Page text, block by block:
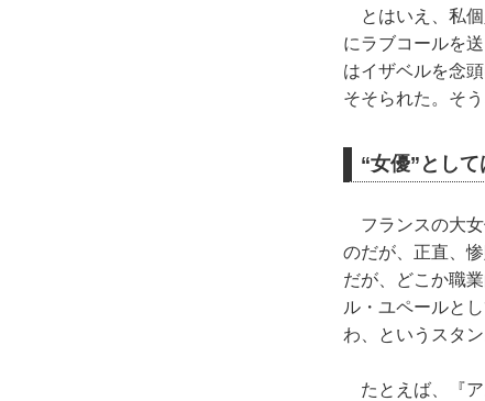
とはいえ、私個
にラブコールを
はイザベルを念
そそられた。そ
“女優”とし
フランスの大女
のだが、正直、
だが、どこか職
ル・ユペールと
わ、というスタン
たとえば、『ア